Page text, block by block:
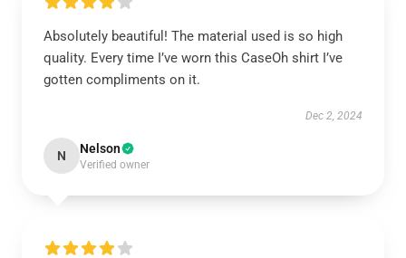
Absolutely beautiful! The material used is so high
quality. Every time I’ve worn this CaseOh shirt I’ve
gotten compliments on it.
Dec 2, 2024
N Nelson
Verified owner